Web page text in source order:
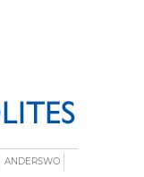
ANDERSWO